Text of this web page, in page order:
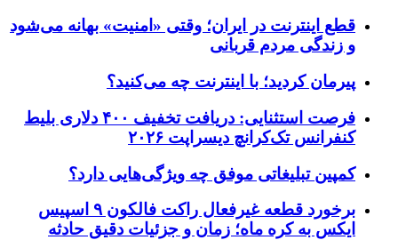
قطع اینترنت در ایران؛ وقتی «امنیت» بهانه می‌شود
و زندگی مردم قربانی
پیرمان کردید؛ با اینترنت چه می‌کنید؟
فرصت استثنایی: دریافت تخفیف ۴۰۰ دلاری بلیط
کنفرانس تک‌کرانچ دیسراپت ۲۰۲۶
کمپین تبلیغاتی موفق چه ویژگی‌هایی دارد؟
برخورد قطعه غیرفعال راکت فالکون ۹ اسپیس
ایکس به کره ماه؛ زمان و جزئیات دقیق حادثه